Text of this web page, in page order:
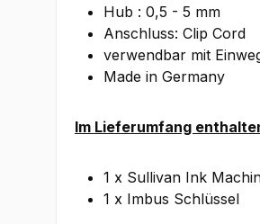
Hub : 0,5 - 5 mm
Anschluss: Clip Cord
verwendbar mit
Made in Germany
Im Lieferumfang
1 x Sullivan Ink
1 x Imbus Schlüssel